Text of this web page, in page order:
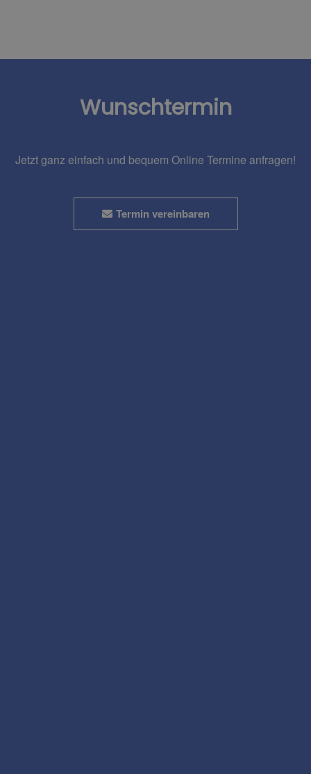
Wunschtermin
Jetzt ganz einfach und bequem Online Termine anfragen!
Termin vereinbaren